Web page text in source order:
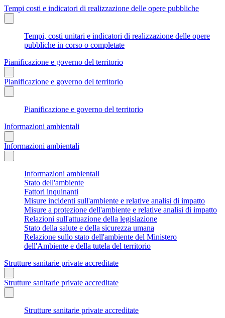
Tempi costi e indicatori di realizzazione delle opere pubbliche
Tempi, costi unitari e indicatori di realizzazione delle opere
pubbliche in corso o completate
Pianificazione e governo del territorio
Pianificazione e governo del territorio
Pianificazione e governo del territorio
Informazioni ambientali
Informazioni ambientali
Informazioni ambientali
Stato dell'ambiente
Fattori inquinanti
Misure incidenti sull'ambiente e relative analisi di impatto
Misure a protezione dell'ambiente e relative analisi di impatto
Relazioni sull'attuazione della legislazione
Stato della salute e della sicurezza umana
Relazione sullo stato dell'ambiente del Ministero
dell'Ambiente e della tutela del territorio
Strutture sanitarie private accreditate
Strutture sanitarie private accreditate
Strutture sanitarie private accreditate